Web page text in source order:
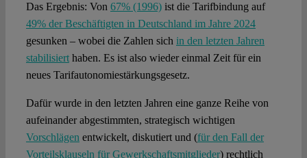
Das Ergebnis: Von 67% (1996)ist die Tarifbindung auf
49% der Beschäftigten in Deutschland im Jahre 2024
gesunken – wobei die Zahlen sich in den letzten Jahren
stabilisierthaben. Es ist also wieder einmal Zeit für ein
neues Tarifautonomiestärkungsgesetz.
Dafür wurde in den letzten Jahren eine ganze Reihe von
aufeinander abgestimmten, strategisch wichtigen
Vorschlägen entwickelt, diskutiert und (für den Fall der
Vorteilsklauseln für Gewerkschaftsmitglieder) rechtlich